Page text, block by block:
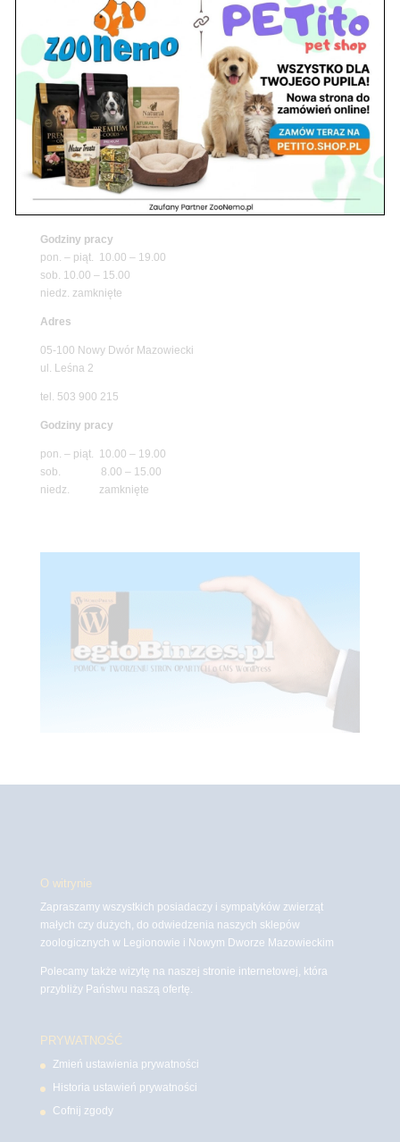
Z Życia Sklepu
Petito Pet Shop – Internetowy Sklep Zoologiczny
Online! Wszystko Dla Twojego Pupila | ZooNemo
Znajdź nas
Adres
05-120 Legionowo
ul. Piłsudskiego 31,
pawilon 134
Godziny pracy
pon. – piąt. 10.00 – 19.00
sob. 10.00 – 15.00
niedz. zamknięte
Adres
05-100 Nowy Dwór Mazowiecki
ul. Leśna 2
tel. 503 900 215
Godziny pracy
pon. – piąt. 10.00 – 19.00
sob. 8.00 – 15.00
niedz. zamknięte
O witrynie
Zapraszamy wszystkich posiadaczy i sympatyków zwierząt
małych czy dużych, do odwiedzenia naszych sklepów
zoologicznych w Legionowie i Nowym Dworze Mazowieckim
Polecamy także wizytę na naszej stronie internetowej, która
przybliży Państwu naszą ofertę.
PRYWATNOŚĆ
Zmień ustawienia prywatności
Historia ustawień prywatności
Cofnij zgody